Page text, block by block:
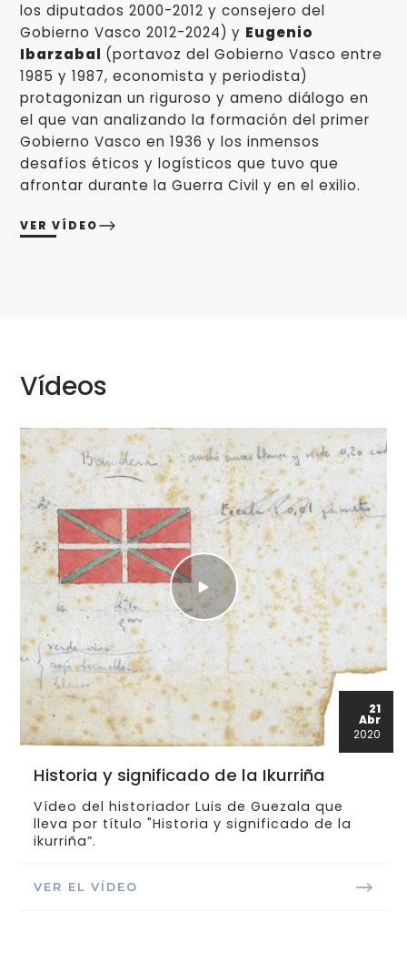
los diputados 2000-2012 y consejero del
Gobierno Vasco 2012-2024) y Eugenio
Ibarzabal (portavoz del Gobierno Vasco entre
1985 y 1987, economista y periodista)
protagonizan un riguroso y ameno diálogo en
el que van analizando la formación del primer
Gobierno Vasco en 1936 y los inmensos
desafíos éticos y logísticos que tuvo que
afrontar durante la Guerra Civil y en el exilio.
VER VÍDEO
Vídeos
21
Abr
2020
Historia y significado de la Ikurriña
Vídeo del historiador Luis de Guezala que
lleva por título "Historia y significado de la
ikurriña”.
VER EL VÍDEO